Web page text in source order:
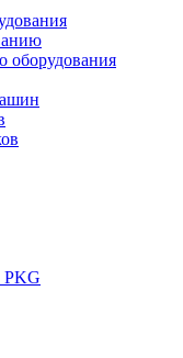
оборудования
PKG